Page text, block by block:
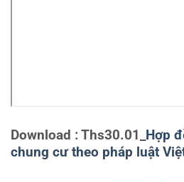
Download : Ths30.01_ Hợp
chung cư theo pháp luật